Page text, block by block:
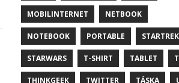
MOBILINTERNET NETBOOK
NOTEBOOK PORTABLE STARTREK
STARWARS T-SHIRT TABLET
THINKGEEK TWITTER TÁSKA